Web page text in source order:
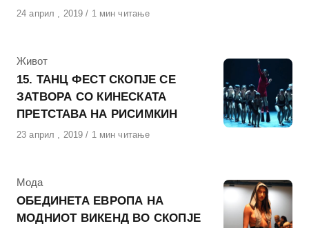
Објавено
24 април , 2019 1 мин читање
КАтегорија
Живот
15. ТАНЦ ФЕСТ СКОПЈЕ СЕ
ЗАТВОРА СО КИНЕСКАТА
ПРЕТСТАВА НА РИСИМКИН
Објавено
23 април , 2019 1 мин читање
КАтегорија
Мода
ОБЕДИНЕТА ЕВРОПА НА
МОДНИОТ ВИКЕНД ВО СКОПЈЕ